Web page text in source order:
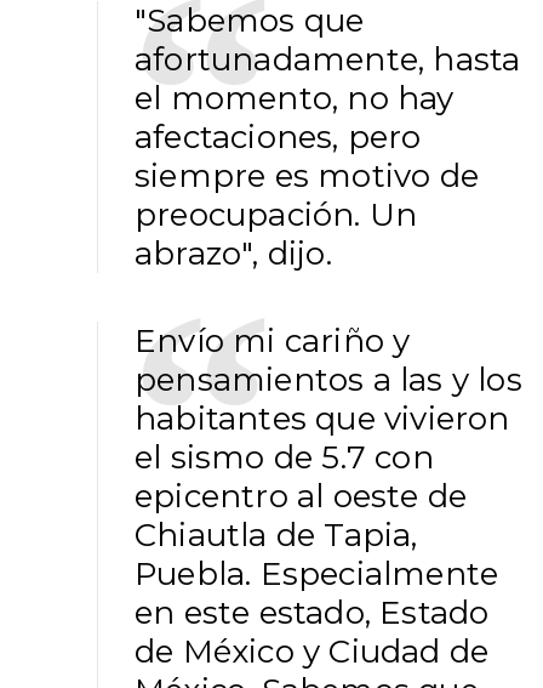
"Sabemos que
afortunadamente, hasta
el momento, no hay
afectaciones, pero
siempre es motivo de
preocupación. Un
abrazo", dijo.
Envío mi cariño y
pensamientos a las y los
habitantes que vivieron
el sismo de 5.7 con
epicentro al oeste de
Chiautla de Tapia,
Puebla. Especialmente
en este estado, Estado
de México y Ciudad de